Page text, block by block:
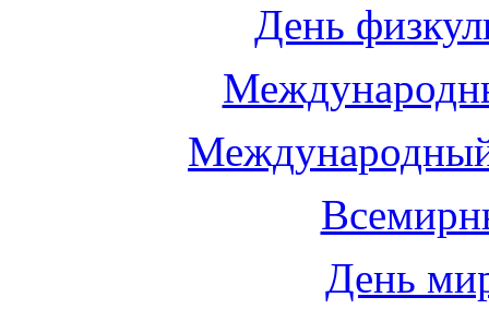
День
День